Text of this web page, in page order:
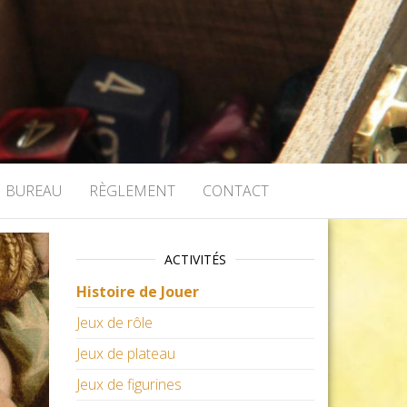
BUREAU RÈGLEMENT CONTACT
ACTIVITÉS
Histoire de Jouer
Jeux de rôle
Jeux de plateau
Jeux de figurines